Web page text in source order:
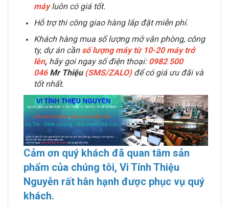
máyluôn có giá tốt.
Hỗ trợ thi công giao hàng lắp đặt miễn phí.
Khách hàng mua số lượng mở văn phòng, công
ty, dự án cần số lượng máy từ 10-20 máy trở
lên, hãy goi ngay số điện thoại: 0982 500
046 Mr Thiệu (SMS/ZALO)để có giá ưu đãi và
tốt nhất.
Cảm ơn quý khách đã quan tâm sản
phẩm của chúng tôi, Vi Tính Thiệu
Nguyễn rất hân hạnh được phục vụ quý
khách.